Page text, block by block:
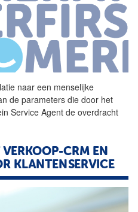
naar een menselijke
de parameters die door het
Service Agent de overdracht
CRM EN
KLANTENSERVICE